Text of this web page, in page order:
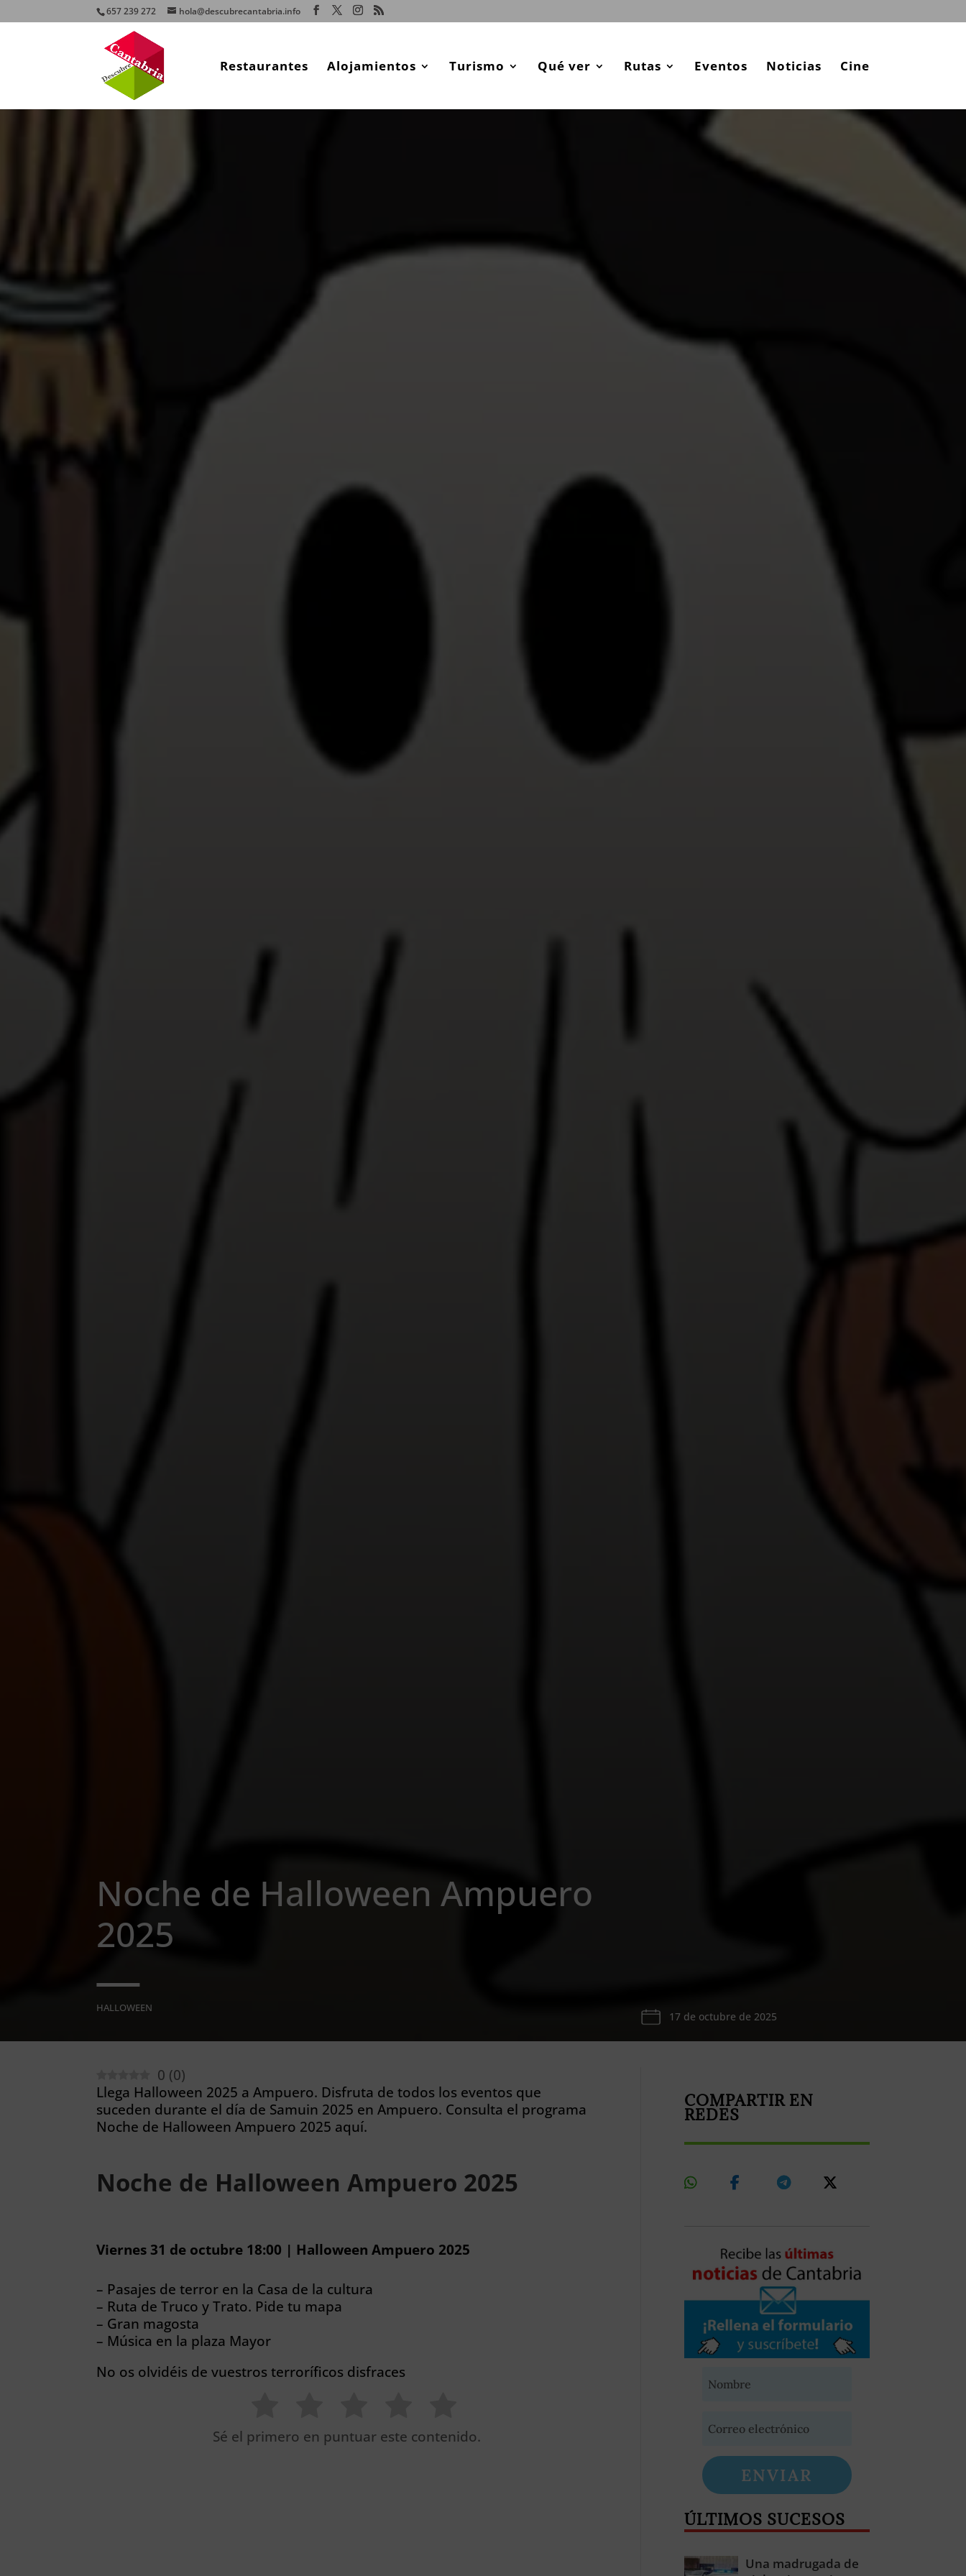
657 239 272 hola@descubrecantabria.info
Restaurantes Alojamientos Turismo Qué ver Rutas Eventos Noticias Cine
Noche de Halloween Ampuero
2025
HALLOWEEN
17 de octubre de 2025
0 (0)
Llega Halloween 2025 a Ampuero. Disfruta de todos los eventos que
suceden durante el día de Samuin 2025 en Ampuero. Consulta el programa
Noche de Halloween Ampuero 2025 aquí.
Noche de Halloween Ampuero 2025
Viernes 31 de octubre 18:00 | Halloween Ampuero 2025
– Pasajes de terror en la Casa de la cultura
– Ruta de Truco y Trato. Pide tu mapa
– Gran magosta
– Música en la plaza Mayor
No os olvidéis de vuestros terroríficos disfraces
Sé el primero en puntuar este contenido.
COMPARTIR EN
REDES
ENVIAR
ÚLTIMOS SUCESOS
Una madrugada de